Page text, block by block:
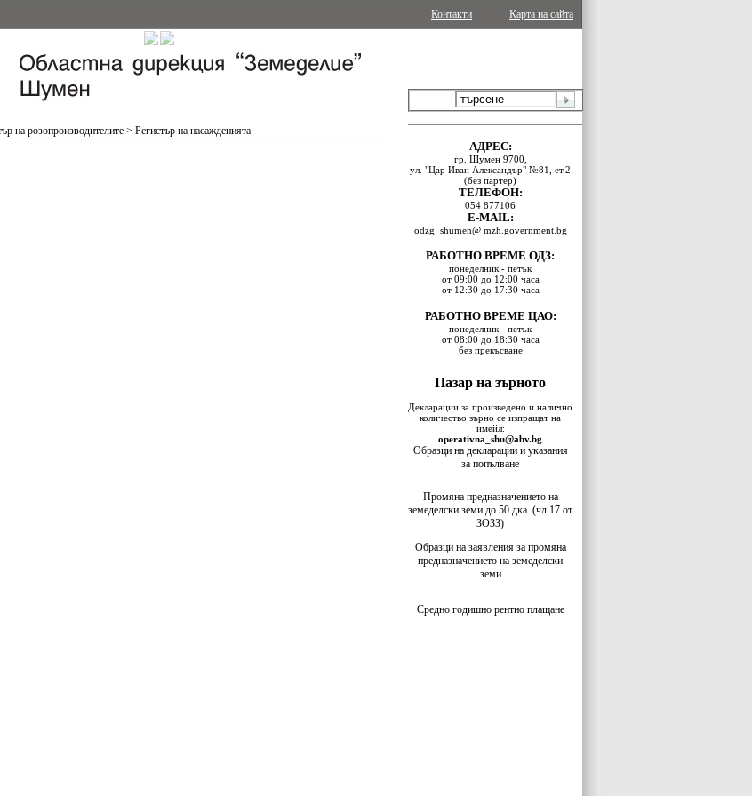
Карта на сайта
Контакти
на розопроизводителите > Регистър на насажденията
АДРЕС:
гр. Шумен 9700,
ул. "Цар Иван Александър" №81, ет.2
(без партер)
ТЕЛЕФОН:
054 877106
E-MAIL:
odzg_shumen@ mzh.government.bg
РАБОТНО ВРЕМЕ ОДЗ:
понеделник - петък
от 09:00 до 12:00 часа
от 12:30 до 17:30 часа
РАБОТНО ВРЕМЕ ЦАО:
понеделник - петък
от 08:00 до 18:30 часа
без прекъсване
Пазар на зърното
Декларации за произведено и налично
количество зърно се изпращат на
имейл:
operativna_shu@abv.bg
Образци на декларации и указания
за попълване
Промяна предназначението на
земеделски земи до 50 дка. (чл.17 от
ЗОЗЗ)
----------------------
Образци на заявления за промяна
предназначението на земеделски
земи
Средно годишно рентно плащане